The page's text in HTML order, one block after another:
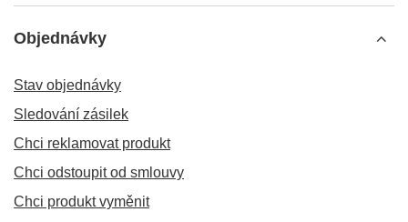
Objednávky
Stav objednávky
Sledování zásilek
Chci reklamovat produkt
Chci odstoupit od smlouvy
Chci produkt vyměnit